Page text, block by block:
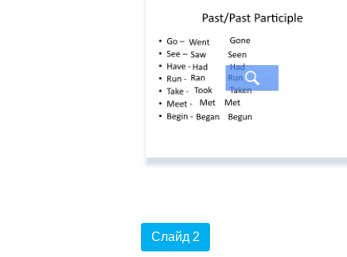
Слайд 2